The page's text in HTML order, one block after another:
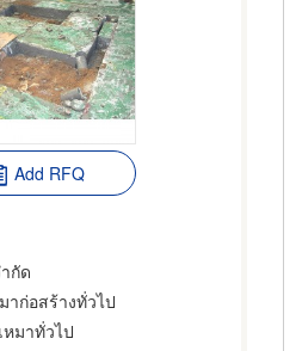
Add RFQ
กัด
าก่อสร้างทั่วไป
หมาทั่วไป